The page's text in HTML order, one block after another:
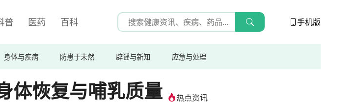
普 医药 百科 手机版
身体与疾病 防患于未然 辟谣与新知 应急与处理
体恢复与哺乳质量
热点资讯